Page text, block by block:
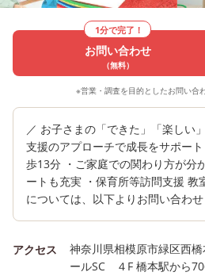
1分で完了！
お問い合わせ
（無料）
※営業・調査を目的としたお問い合
／ お子さまの「できた」「楽しい
支援のアプローチで成長をサポー
歩13分 ・ご家庭での関わり方が分
ートも充実 ・保育所等訪問支援 教
については、以下よりお問い合わせ
アクセス
神奈川県相模原市緑区西
ールSC ４F 橋本駅から